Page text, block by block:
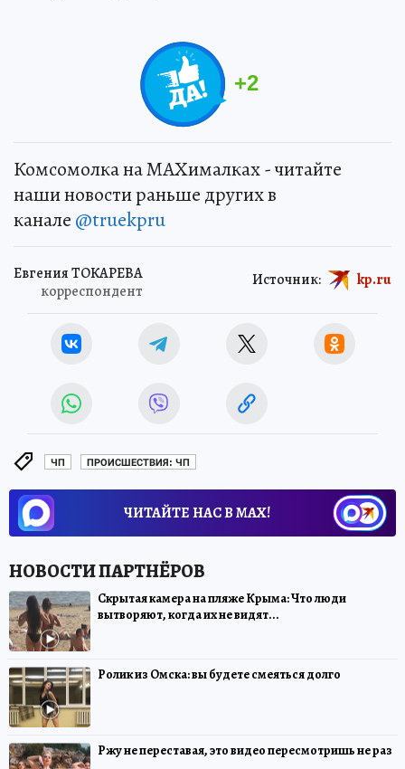
+2
Комсомолка на MAXималках - читайте
наши новости раньше других в
канале @truekpru
Евгения ТОКАРЕВА
корреспондент
Источник: kp.ru
ЧП ПРОИСШЕСТВИЯ: ЧП
ЧИТАЙТЕ НАС В МАХ!
Скрытая камера на пляже Крыма: Что люди
вытворяют, когда их не видят...
Ролик из Омска: вы будете смеяться долго
Ржу не переставая, это видео пересмотришь не раз